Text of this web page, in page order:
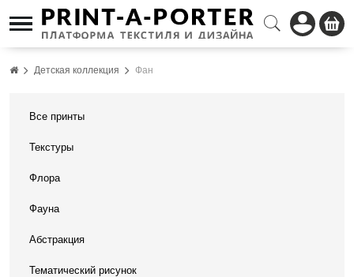
Детская коллекция Фан
Все принты
Текстуры
Флора
Фауна
Абстракция
Тематический рисунок